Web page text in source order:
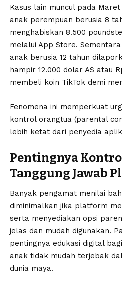
Kasus lain muncul pada
anak perempuan berusia 8
menghabiskan 8.500
melalui App Store.
anak berusia 12 tahun
hampir 12.000 dolar AS atau
membeli koin TikTok demi
Fenomena ini memperkuat
kontrol orangtua (parental
lebih ketat dari penyedia
Pentingnya
Tanggung Jawab
Banyak pengamat menilai
diminimalkan jika platform
serta menyediakan opsi
jelas dan mudah digunakan.
pentingnya edukasi digital
anak tidak mudah terjebak
dunia maya.